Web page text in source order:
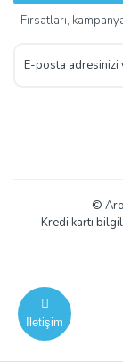
İletişim
Fırsatları,
©
Kredi kartı